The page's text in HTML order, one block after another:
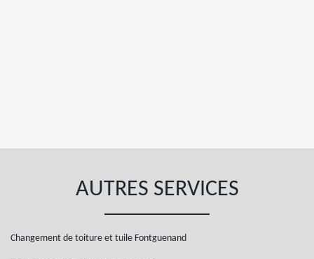
AUTRES SERVICES
Changement de toiture et tuile Fontguenand